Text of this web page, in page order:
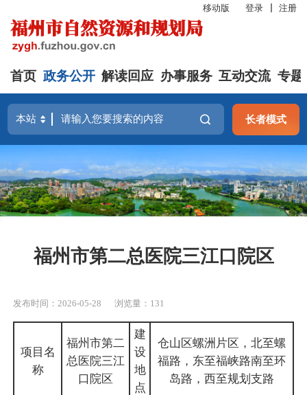
移动版 登录 注册
首页 政务公开 解读回应 办事服务 互动交流 专题
长者模式
福州市第二总医院三江口院区
发布时间：2026-05-28 浏览量：131
项目名
称
福州市第二
总医院三江
口院区
建
设
地
点
仓山区螺洲片区，北至螺
福路，东至福峡路南至环
岛路，西至规划支路